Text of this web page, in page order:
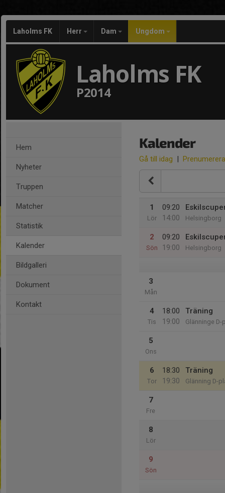
Laholms FK Herr Dam Ungdom
Laholms FK
P2014
Hem
Nyheter
Truppen
Matcher
Statistik
Kalender
Bildgalleri
Dokument
Kontakt
Kalender
Gå till idag | Prenumerera
1
Lör
09:20
14:00
Helsingborg
2
Sön
09:20
19:00
Helsingborg
3
Mån
4
Tis
18:00
19:00
Träning
Glänninge D-
5
Ons
6
Tor
18:30
19:30
Träning
Glänning D-
7
Fre
8
Lör
9
Sön